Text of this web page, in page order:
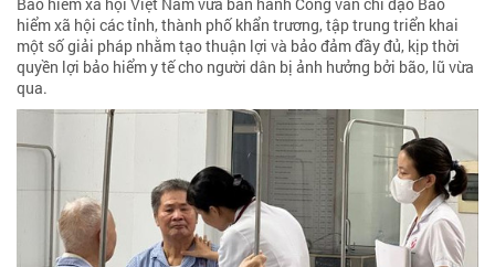
hiểm xã hội các tỉnh, thành phố khẩn trương, tập trung triển khai
một số giải pháp nhằm tạo thuận lợi và bảo đảm đầy đủ, kịp thời
quyền lợi bảo hiểm y tế cho người dân bị ảnh hưởng bởi bão, lũ vừa
qua.